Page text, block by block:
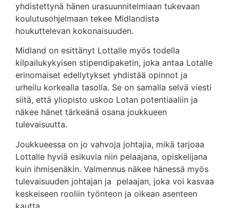
yhdistettynä hänen urasuunnitelmiaan tukevaan
koulutusohjelmaan tekee Midlandista
houkuttelevan kokonaisuuden.
Midland on esittänyt Lottalle myös todella
kilpailukykyisen stipendipaketin, joka antaa Lotalle
erinomaiset edellytykset yhdistää opinnot ja
urheilu korkealla tasolla. Se on samalla selvä viesti
siitä, että yliopisto uskoo Lotan potentiaaliin ja
näkee hänet tärkeänä osana joukkueen
tulevaisuutta.
Joukkueessa on jo vahvoja johtajia, mikä tarjoaa
Lottalle hyviä esikuvia niin pelaajana, opiskelijana
kuin ihmisenäkin. Valmennus näkee hänessä myös
tulevaisuuden johtajan ja pelaajan, joka voi kasvaa
keskeiseen rooliin työnteon ja oikean asenteen
kautta.